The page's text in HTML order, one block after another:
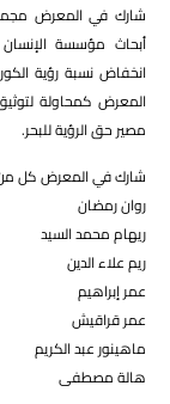
شارك في المعرض
أبحاث مؤسسة الإنسان
المعرض كمحاولة
مصير حق الرؤية للبحر.
شارك في المعرض كل
روان رمضان
ريهام محمد السيد
ريم علاء الدين
عمر إبراهيم
عمر قراقيش
ماهينور عبد الكريم
هالة مصطفى